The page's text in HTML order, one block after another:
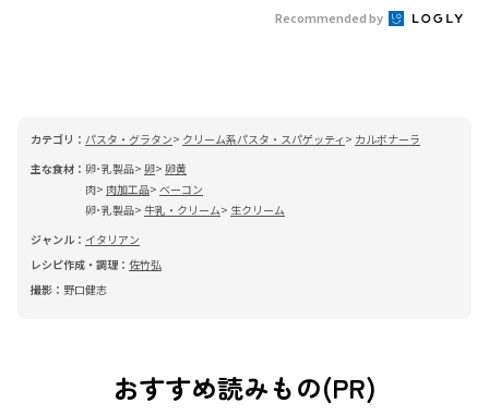
Recommended by
カテゴリ： パスタ・グラタン クリーム系パスタ・スパゲッティ
カルボナーラ
主な食材： 卵･乳製品 卵 卵黄
肉
肉加工品 ベーコン
卵･乳製品 牛乳・クリーム
生クリーム
ジャンル： イタリアン
レシピ作成・調理： 佐竹弘
撮影： 野口健志
おすすめ読みもの(PR)